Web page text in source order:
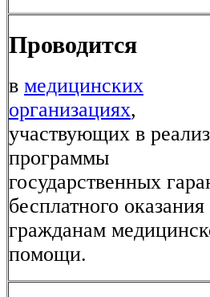
Проводится
в медицинских
организациях,
участвующих в
программы
государственных
бесплатного оказания
гражданам
помощи.